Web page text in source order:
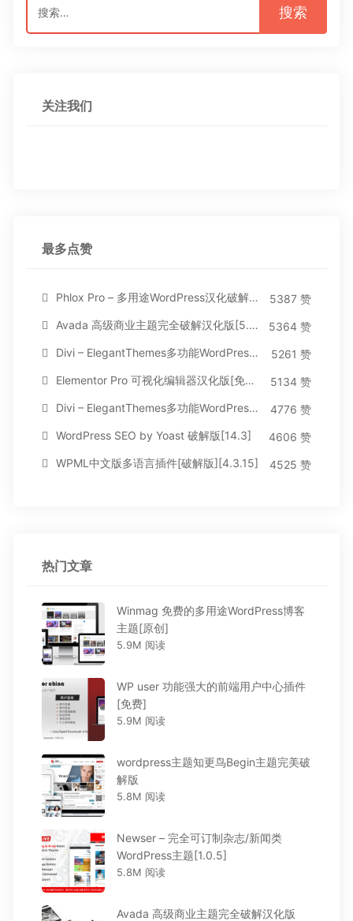
索：
关注我们
最多点赞
Phlox Pro – 多用途WordPress汉化破解主题[5.1.12]
5387 赞
Avada 高级商业主题完全破解汉化版[5.8.2]
5364 赞
Divi – ElegantThemes多功能WordPress主题[汉化版4.4.2]
5261 赞
Elementor Pro 可视化编辑器汉化版[免费持续更新]
5134 赞
Divi – ElegantThemes多功能WordPress主题[汉化版3.1.95]
4776 赞
WordPress SEO by Yoast 破解版[14.3]
4606 赞
WPML中文版多语言插件[破解版][4.3.15]
4525 赞
热门文章
Winmag 免费的多用途WordPress博客
主题[原创]
5.9M 阅读
WP user 功能强大的前端用户中心插件
[免费]
5.9M 阅读
wordpress主题知更鸟Begin主题完美破
解版
5.8M 阅读
Newser – 完全可订制杂志/新闻类
WordPress主题[1.0.5]
5.8M 阅读
Avada 高级商业主题完全破解汉化版